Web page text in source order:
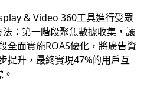
& Video 360工具進行受眾
：第一階段聚焦數據收集，讓
全面實施ROAS優化，將廣告資
提升，最終實現47%的用戶互